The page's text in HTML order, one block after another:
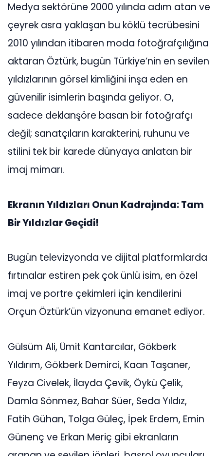
Medya sektörüne 2000 yılında adım atan ve
çeyrek asra yaklaşan bu köklü tecrübesini
2010 yılından itibaren moda fotoğrafçılığına
aktaran Öztürk, bugün Türkiye’nin en sevilen
yıldızlarının görsel kimliğini inşa eden en
güvenilir isimlerin başında geliyor. O,
sadece deklanşöre basan bir fotoğrafçı
değil; sanatçıların karakterini, ruhunu ve
stilini tek bir karede dünyaya anlatan bir
imaj mimarı.
Ekranın Yıldızları Onun Kadrajında: Tam
Bir Yıldızlar Geçidi!
Bugün televizyonda ve dijital platformlarda
fırtınalar estiren pek çok ünlü isim, en özel
imaj ve portre çekimleri için kendilerini
Orçun Öztürk’ün vizyonuna emanet ediyor.
Gülsüm Ali, Ümit Kantarcılar, Gökberk
Yıldırım, Gökberk Demirci, Kaan Taşaner,
Feyza Civelek, İlayda Çevik, Öykü Çelik,
Damla Sönmez, Bahar Süer, Seda Yıldız,
Fatih Gühan, Tolga Güleç, İpek Erdem, Emin
Günenç ve Erkan Meriç gibi ekranların